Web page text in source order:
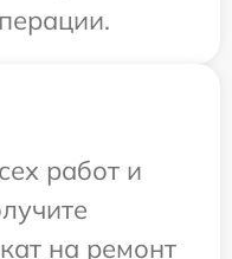
работ и
на ремонт